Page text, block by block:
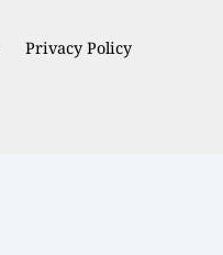
Privacy Policy